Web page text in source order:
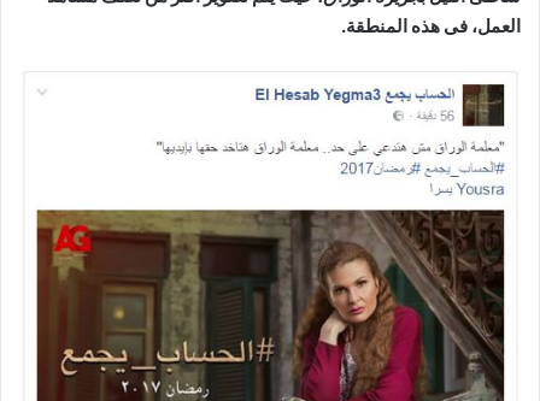
العمل، فى هذه المنطقة.